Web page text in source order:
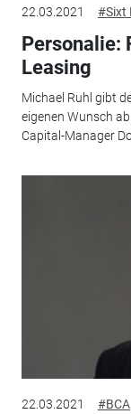
22.03.2021 #Sixt
Personalie:
Leasing
Michael Ruhl gibt
eigenen Wunsch
Capital-Manager
22.03.2021 #BCA